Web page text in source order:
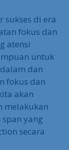
sukses di era
fokus dan
atensi
untuk
dan
fokus dan
akan
melakukan
yang
secara